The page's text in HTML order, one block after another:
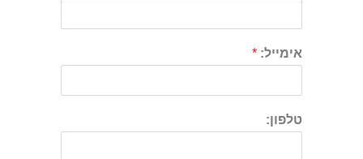
אימייל: *
טלפון: